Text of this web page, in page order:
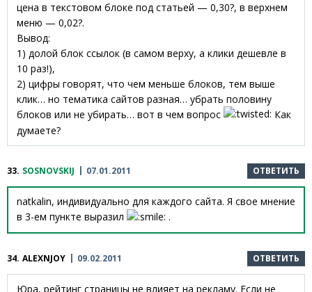
цена в текстовом блоке под статьей — 0,30?, в верхнем
меню — 0,02?.
Вывод:
1) долой блок ссылок (в самом верху, а клики дешевле в
10 раз!),
2) цифры говорят, что чем меньше блоков, тем выше
клик… но тематика сайтов разная… убрать половину
блоков или не убирать… вот в чем вопрос
Как
думаете?
33. SOSNOVSKIJ 07.01.2011 ОТВЕТИТЬ
natkalin, индивидуально для каждого сайта. Я свое мнение
в 3-ем пункте выразил
.
34. ALEXNJOY 09.02.2011 ОТВЕТИТЬ
Юра, рейтинг страницы не влияет на рекламу. Если не